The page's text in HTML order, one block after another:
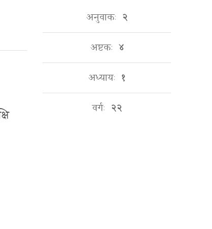
अनुवाकः २
अष्टकः ४
अध्यायः १
वर्गः २२